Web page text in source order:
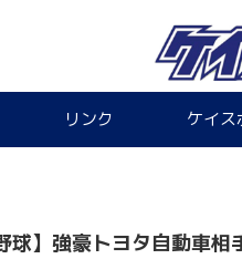
リンク ケイス
球】強豪トヨタ自動車